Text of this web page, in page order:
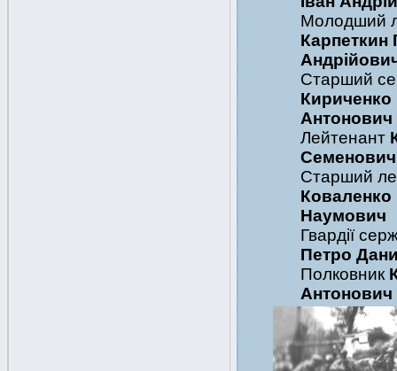
Молодший
Карпеткин
Старший
Кириченко
Антонович
Лейтенант
Семенович
Старший
Наумович
Гвардії
Петро
Полковник
Антонович